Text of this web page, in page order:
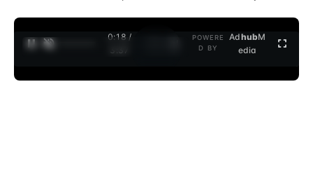
0:19 /
3:37
POWERE
D BY
AdhubM
edia